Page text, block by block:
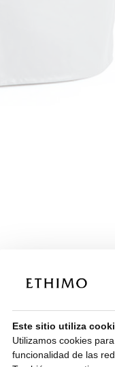
Este sitio utiliza
Utilizamos cookies
funcionalidad de las